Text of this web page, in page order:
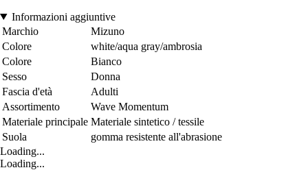
Informazioni aggiuntive
Marchio
Mizuno
Colore
white/aqua gray/ambrosia
Colore
Bianco
Sesso
Donna
Fascia d'età
Adulti
Assortimento
Wave Momentum
Materiale principale Materiale sintetico / tessile
Suola
gomma resistente all'abrasione
Loading...
Loading...